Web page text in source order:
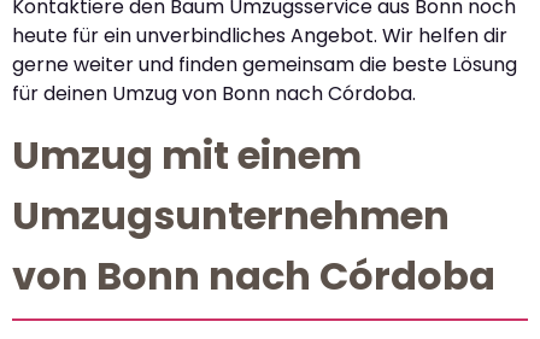
Kontaktiere den Baum Umzugsservice aus Bonn noch
heute für ein unverbindliches Angebot. Wir helfen dir
gerne weiter und finden gemeinsam die beste Lösung
für deinen Umzug von Bonn nach Córdoba.
Umzug mit einem
Umzugsunternehmen
von Bonn nach Córdoba